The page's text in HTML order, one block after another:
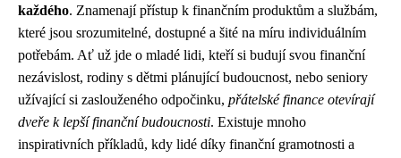
každého. Znamenají přístup k finančním produktům a službám,
které jsou srozumitelné, dostupné a šité na míru individuálním
potřebám. Ať už jde o mladé lidi, kteří si budují svou finanční
nezávislost, rodiny s dětmi plánující budoucnost, nebo seniory
užívající si zaslouženého odpočinku, přátelské finance otevírají
dveře k lepší finanční budoucnosti. Existuje mnoho
inspirativních příkladů, kdy lidé díky finanční gramotnosti a